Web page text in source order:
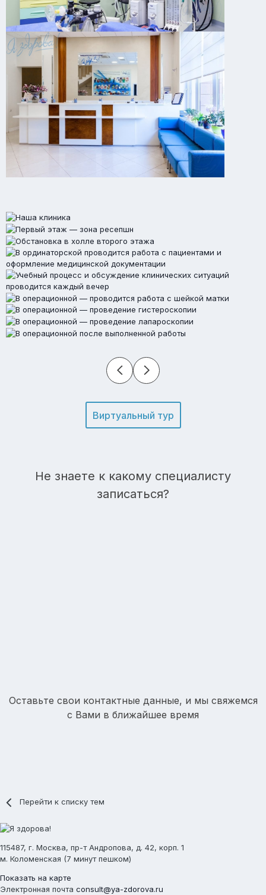
Виртуальный тур
Не знаете к какому специалисту
записаться?
Оставьте свои контактные данные, и мы свяжемся
с Вами в ближайшее время
Перейти к списку тем
115487, г. Москва, пр-т Андропова, д. 42, корп. 1
м. Коломенская (7 минут пешком)
Показать на карте
Электронная почта consult@ya-zdorova.ru